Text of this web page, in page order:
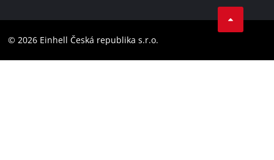
Barrierefreiheits-Erklärung
Instagram
© 2026 Einhell Česká republika s.r.o.